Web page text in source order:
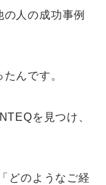
の人の成功事例
んです。
を見つけ、
どのようなご経